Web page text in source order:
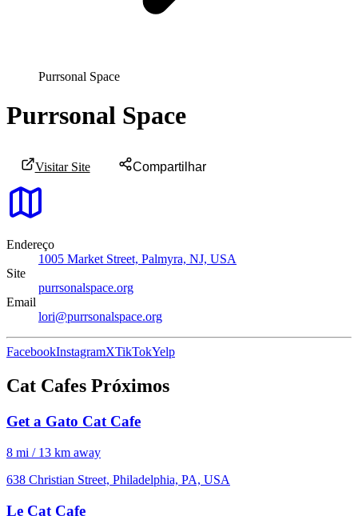
Purrsonal Space
Purrsonal Space
Visitar Site Compartilhar
Endereço
1005 Market Street, Palmyra, NJ, USA
Site
purrsonalspace.org
Email
lori@purrsonalspace.org
FacebookInstagramXTikTokYelp
Cat Cafes Próximos
Get a Gato Cat Cafe
8 mi / 13 km away
638 Christian Street, Philadelphia, PA, USA
Le Cat Cafe